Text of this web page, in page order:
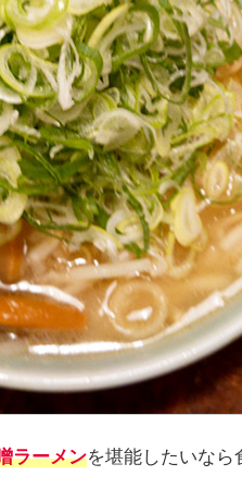
ラーメンを堪能したいなら